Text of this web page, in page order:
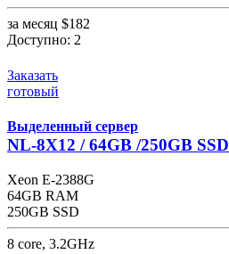
за месяц $182
Доступно: 2
Заказать
готовый
Выделенный сервер
NL-8X12 / 64GB /250GB SSD
Xeon E-2388G
64GB RAM
250GB SSD
8 core, 3.2GHz